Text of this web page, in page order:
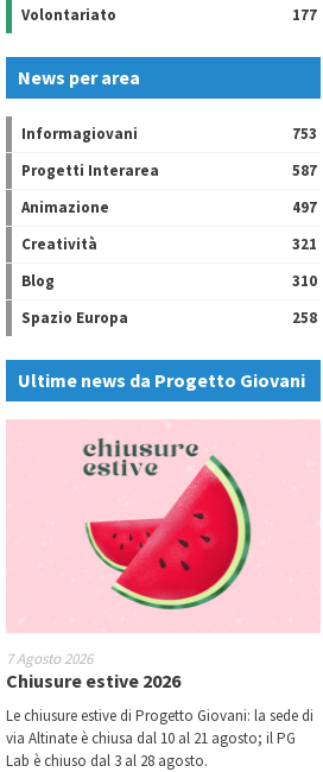
Volontariato
177
News per area
Informagiovani
753
Progetti Interarea
587
Animazione
497
Creatività
321
Blog
310
Spazio Europa
258
Ultime news da Progetto Giovani
7 Agosto 2026
Chiusure estive 2026
Le chiusure estive di Progetto Giovani: la sede di
via Altinate è chiusa dal 10 al 21 agosto; il PG
Lab è chiuso dal 3 al 28 agosto.